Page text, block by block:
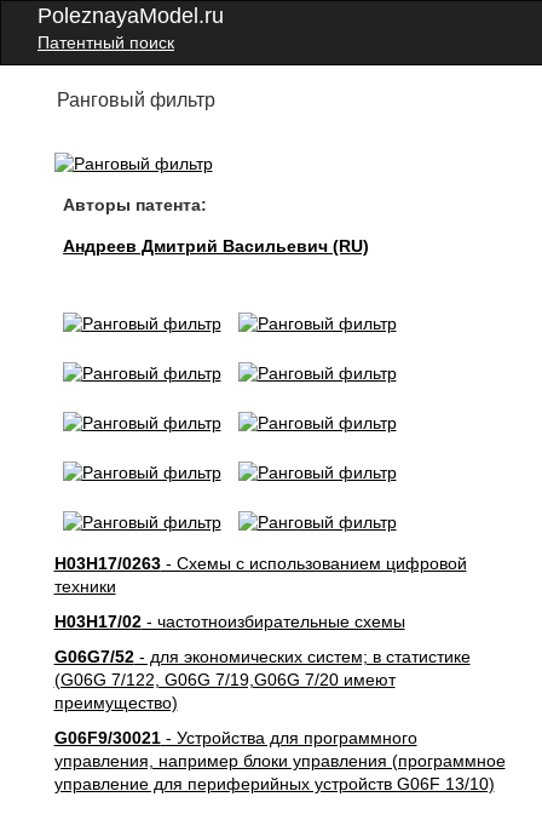
PoleznayaModel.ru
Патентный поиск
Ранговый фильтр
Авторы патента:
Андреев Дмитрий Васильевич (RU)
H03H17/0263- Схемы с использованием цифровой
техники
H03H17/02- частотноизбирательные схемы
G06G7/52- для экономических систем; в статистике
(G06G 7/122, G06G 7/19,G06G 7/20 имеют
преимущество)
G06F9/30021- Устройства для программного
управления, например блоки управления (программное
управление для периферийных устройств G06F 13/10)